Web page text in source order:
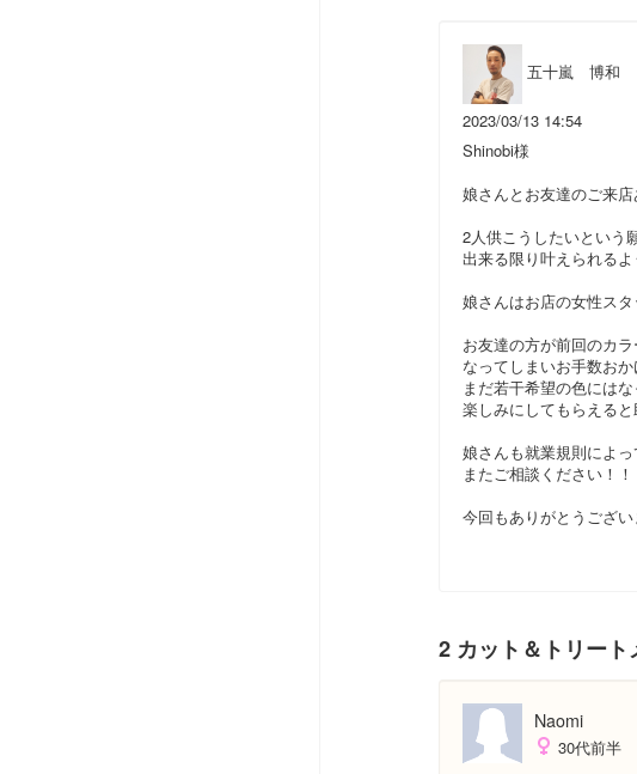
五十嵐 博和
2023/03/13 14:54
Shinobi様
娘さんとお友達のご来
2人供こうしたいという
出来る限り叶えられるよ
娘さんはお店の女性ス
お友達の方が前回のカ
なってしまいお手数お
まだ若干希望の色には
楽しみにしてもらえると
娘さんも就業規則によ
またご相談ください！！
今回もありがとうござ
2 カット＆トリート
Naomi
30代前半